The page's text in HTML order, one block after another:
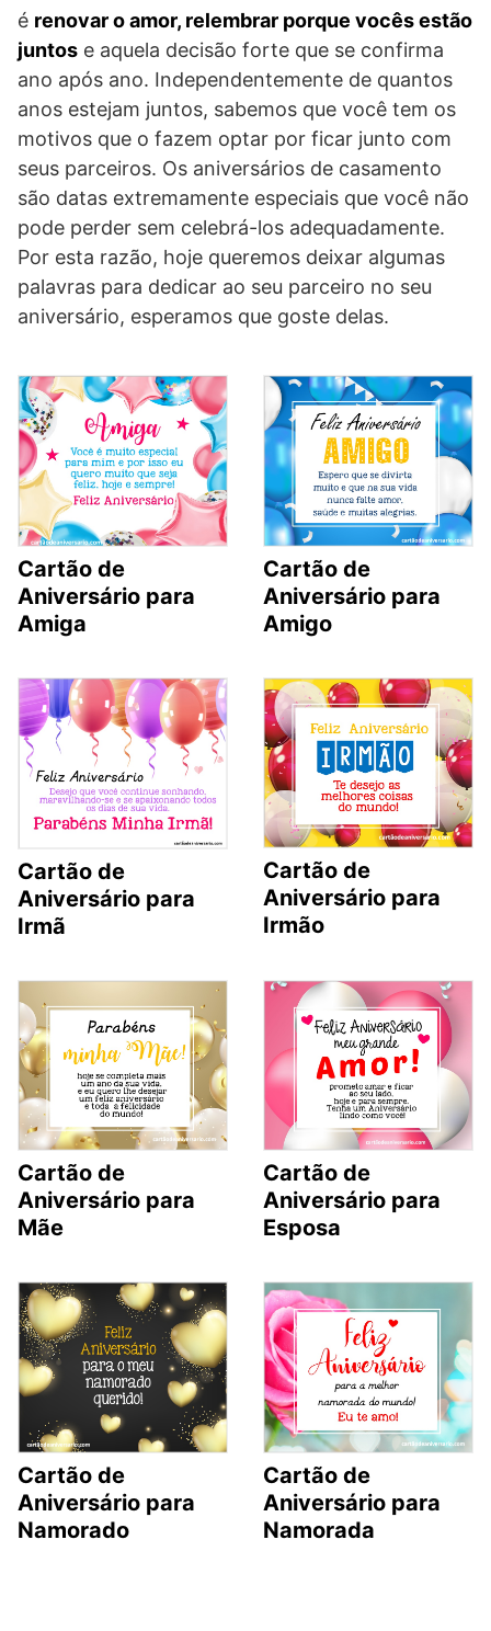
é renovar o amor, relembrar porque vocês estão
juntos e aquela decisão forte que se confirma
ano após ano. Independentemente de quantos
anos estejam juntos, sabemos que você tem os
motivos que o fazem optar por ficar junto com
seus parceiros. Os aniversários de casamento
são datas extremamente especiais que você não
pode perder sem celebrá-los adequadamente.
Por esta razão, hoje queremos deixar algumas
palavras para dedicar ao seu parceiro no seu
aniversário, esperamos que goste delas.
Cartão de
Aniversário para
Amiga
Cartão de
Aniversário para
Amigo
Cartão de
Aniversário para
Irmã
Cartão de
Aniversário para
Irmão
Cartão de
Aniversário para
Mãe
Cartão de
Aniversário para
Esposa
Cartão de
Aniversário para
Namorado
Cartão de
Aniversário para
Namorada